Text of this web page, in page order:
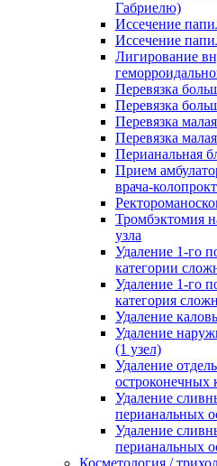
Габриелю)
Иссечение
Иссечение
Лигирование
Перевязка
Перевязка
Перевязка
Перевязка
Перианальная
Прием
врача-
Тромбэктомия
узла
Удаление 1-го
категории
Удаление 1-го
категория
Удаление
Удаление
(1 узел)
Удаление
остроконечных
Удаление
перианальных
Удаление
перианальных
Косметология /